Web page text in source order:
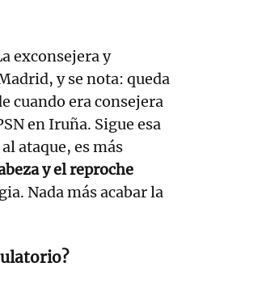
exconsejera y
y se nota: queda
cuando era consejera
en Iruña. Sigue esa
ataque, es más
y el reproche
Nada más acabar la